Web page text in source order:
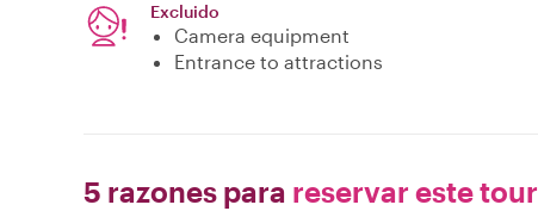
Excluido
Camera equipment
Entrance to attractions
5 razones para reservar este tour